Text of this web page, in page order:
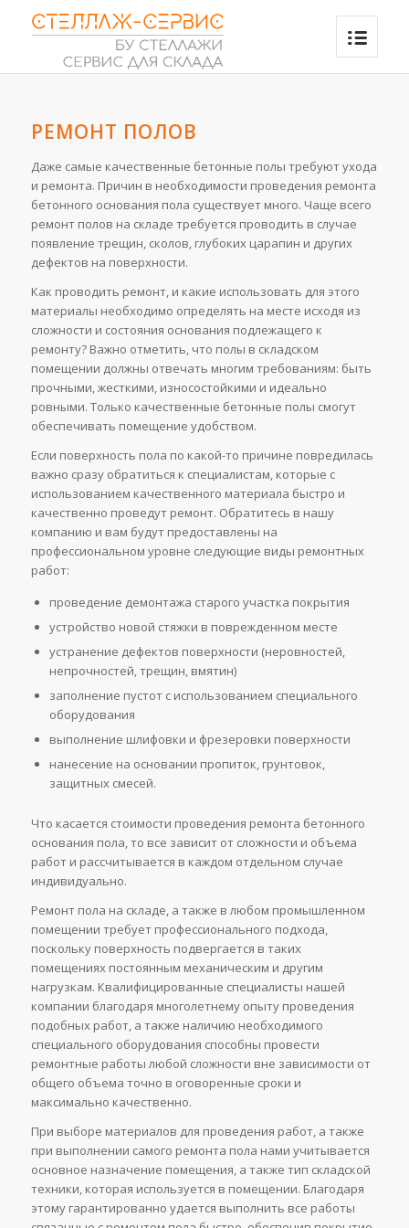
РЕМОНТ ПОЛОВ
Даже самые качественные бетонные полы требуют ухода
и ремонта. Причин в необходимости проведения ремонта
бетонного основания пола существует много. Чаще всего
ремонт полов на складе требуется проводить в случае
появление трещин, сколов, глубоких царапин и других
дефектов на поверхности.
Как проводить ремонт, и какие использовать для этого
материалы необходимо определять на месте исходя из
сложности и состояния основания подлежащего к
ремонту? Важно отметить, что полы в складском
помещении должны отвечать многим требованиям: быть
прочными, жесткими, износостойкими и идеально
ровными. Только качественные бетонные полы смогут
обеспечивать помещение удобством.
Если поверхность пола по какой-то причине повредилась
важно сразу обратиться к специалистам, которые с
использованием качественного материала быстро и
качественно проведут ремонт. Обратитесь в нашу
компанию и вам будут предоставлены на
профессиональном уровне следующие виды ремонтных
работ:
проведение демонтажа старого участка покрытия
устройство новой стяжки в поврежденном месте
устранение дефектов поверхности (неровностей,
непрочностей, трещин, вмятин)
заполнение пустот с использованием специального
оборудования
выполнение шлифовки и фрезеровки поверхности
нанесение на основании пропиток, грунтовок,
защитных смесей.
Что касается стоимости проведения ремонта бетонного
основания пола, то все зависит от сложности и объема
работ и рассчитывается в каждом отдельном случае
индивидуально.
Ремонт пола на складе, а также в любом промышленном
помещении требует профессионального подхода,
поскольку поверхность подвергается в таких
помещениях постоянным механическим и другим
нагрузкам. Квалифицированные специалисты нашей
компании благодаря многолетнему опыту проведения
подобных работ, а также наличию необходимого
специального оборудования способны провести
ремонтные работы любой сложности вне зависимости от
общего объема точно в оговоренные сроки и
максимально качественно.
При выборе материалов для проведения работ, а также
при выполнении самого ремонта пола нами учитывается
основное назначение помещения, а также тип складской
техники, которая используется в помещении. Благодаря
этому гарантированно удается выполнить все работы